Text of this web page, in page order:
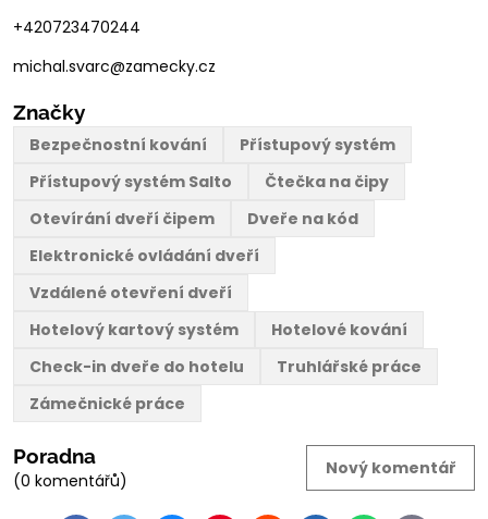
+420723470244
michal.svarc@zamecky.cz
Značky
Bezpečnostní kování
Přístupový systém
Přístupový systém Salto
Čtečka na čipy
Otevírání dveří čipem
Dveře na kód
Elektronické ovládání dveří
Vzdálené otevření dveří
Hotelový kartový systém
Hotelové kování
Check-in dveře do hotelu
Truhlářské práce
Zámečnické práce
Poradna
(0 komentářů)
Nový komentář